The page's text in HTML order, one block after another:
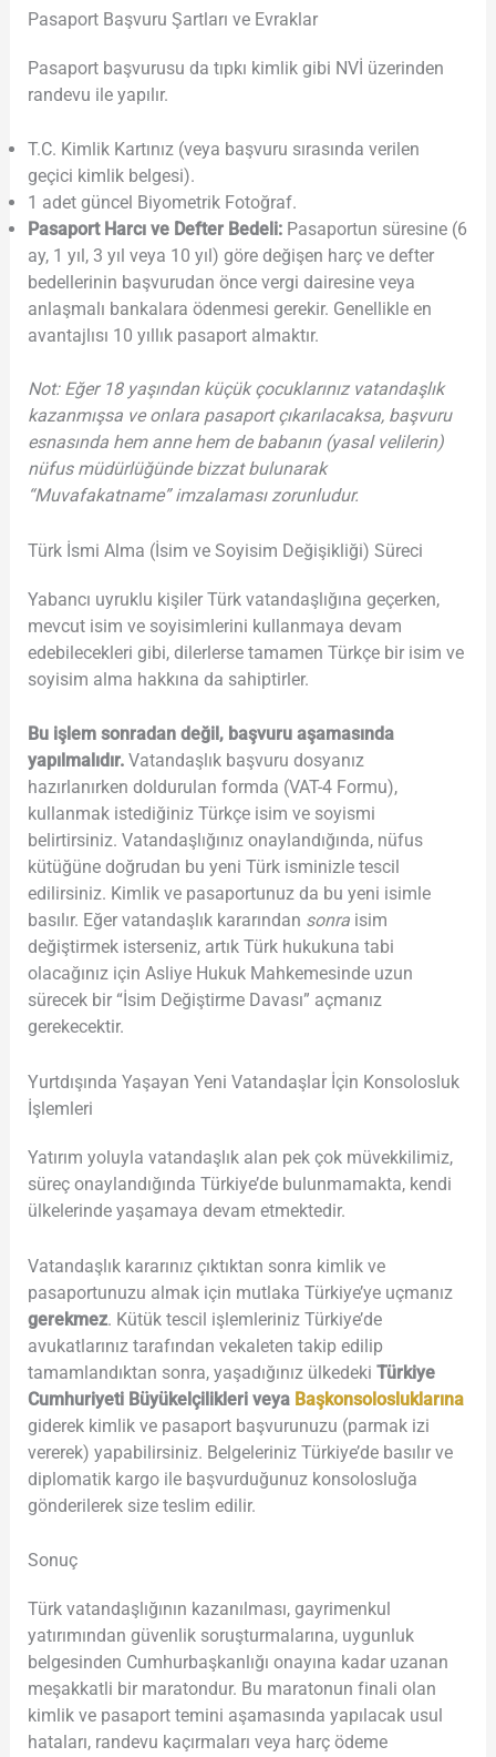
Pasaport Başvuru Şartları ve Evraklar
Pasaport başvurusu da tıpkı kimlik gibi NVİ üzerinden
randevu ile yapılır.
T.C. Kimlik Kartınız (veya başvuru sırasında verilen
geçici kimlik belgesi).
1 adet güncel Biyometrik Fotoğraf.
Pasaport Harcı ve Defter Bedeli:Pasaportun süresine (6
ay, 1 yıl, 3 yıl veya 10 yıl) göre değişen harç ve defter
bedellerinin başvurudan önce vergi dairesine veya
anlaşmalı bankalara ödenmesi gerekir. Genellikle en
avantajlısı 10 yıllık pasaport almaktır.
Not: Eğer 18 yaşından küçük çocuklarınız vatandaşlık
kazanmışsa ve onlara pasaport çıkarılacaksa, başvuru
esnasında hem anne hem de babanın (yasal velilerin)
nüfus müdürlüğünde bizzat bulunarak
“Muvafakatname” imzalaması zorunludur.
Türk İsmi Alma (İsim ve Soyisim Değişikliği) Süreci
Yabancı uyruklu kişiler Türk vatandaşlığına geçerken,
mevcut isim ve soyisimlerini kullanmaya devam
edebilecekleri gibi, dilerlerse tamamen Türkçe bir isim ve
soyisim alma hakkına da sahiptirler.
Bu işlem sonradan değil, başvuru aşamasında
yapılmalıdır.Vatandaşlık başvuru dosyanız
hazırlanırken doldurulan formda (VAT-4 Formu),
kullanmak istediğiniz Türkçe isim ve soyismi
belirtirsiniz. Vatandaşlığınız onaylandığında, nüfus
kütüğüne doğrudan bu yeni Türk isminizle tescil
edilirsiniz. Kimlik ve pasaportunuz da bu yeni isimle
basılır. Eğer vatandaşlık kararından sonraisim
değiştirmek isterseniz, artık Türk hukukuna tabi
olacağınız için Asliye Hukuk Mahkemesinde uzun
sürecek bir “İsim Değiştirme Davası” açmanız
gerekecektir.
Yurtdışında Yaşayan Yeni Vatandaşlar İçin Konsolosluk
İşlemleri
Yatırım yoluyla vatandaşlık alan pek çok müvekkilimiz,
süreç onaylandığında Türkiye’de bulunmamakta, kendi
ülkelerinde yaşamaya devam etmektedir.
Vatandaşlık kararınız çıktıktan sonra kimlik ve
pasaportunuzu almak için mutlaka Türkiye’ye uçmanız
gerekmez. Kütük tescil işlemleriniz Türkiye’de
avukatlarınız tarafından vekaleten takip edilip
tamamlandıktan sonra, yaşadığınız ülkedeki Türkiye
Cumhuriyeti Büyükelçilikleri veya Başkonsolosluklarına
giderek kimlik ve pasaport başvurunuzu (parmak izi
vererek) yapabilirsiniz. Belgeleriniz Türkiye’de basılır ve
diplomatik kargo ile başvurduğunuz konsolosluğa
gönderilerek size teslim edilir.
Sonuç
Türk vatandaşlığının kazanılması, gayrimenkul
yatırımından güvenlik soruşturmalarına, uygunluk
belgesinden Cumhurbaşkanlığı onayına kadar uzanan
meşakkatli bir maratondur. Bu maratonun finali olan
kimlik ve pasaport temini aşamasında yapılacak usul
hataları, randevu kaçırmaları veya harç ödeme